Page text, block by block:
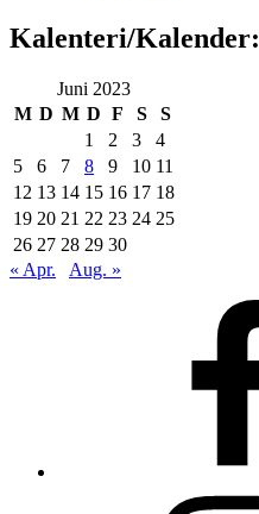
Kalenteri/Kalender:
Juni 2023
M D M D F S
S
1
2 3
4
5
6 7 8 9 10 11
12 13 14 15 16 17 18
19 20 21 22 23 24 25
26 27 28 29 30
« Apr.
Aug. »